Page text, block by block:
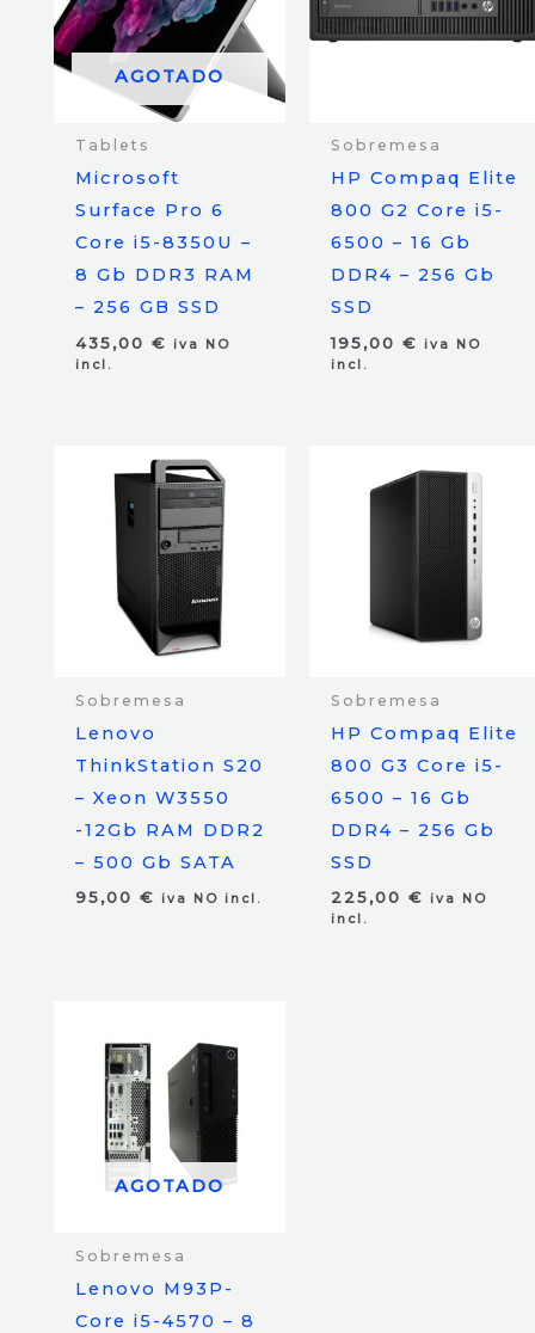
AGOTADO
Tablets
Microsoft
Surface Pro 6
Core i5-8350U –
8 Gb DDR3 RAM
– 256 GB SSD
435,00 €
iva NO
incl.
Sobremesa
HP Compaq Elite
800 G2 Core i5-
6500 – 16 Gb
DDR4 – 256 Gb
SSD
195,00 €
iva NO
incl.
Sobremesa
Lenovo
ThinkStation S20
– Xeon W3550
-12Gb RAM DDR2
– 500 Gb SATA
95,00 € iva NO incl.
Sobremesa
HP Compaq Elite
800 G3 Core i5-
6500 – 16 Gb
DDR4 – 256 Gb
SSD
225,00 €
iva NO
incl.
AGOTADO
Sobremesa
Lenovo M93P-
Core i5-4570 – 8